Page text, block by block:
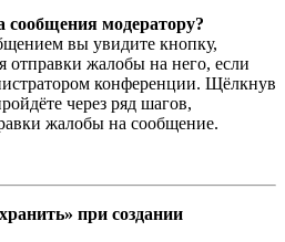
модератору?
вы увидите кнопку,
отправки жалобы на него, если
конференции. Щёлкнув
через ряд шагов,
жалобы на сообщение.
при создании